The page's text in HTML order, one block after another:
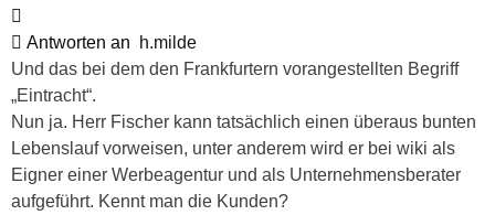
Antworten an
h.milde
Und das bei dem den Frankfurtern vorangestellten Begriff
„Eintracht“.
Nun ja. Herr Fischer kann tatsächlich einen überaus bunten
Lebenslauf vorweisen, unter anderem wird er bei wiki als
Eigner einer Werbeagentur und als Unternehmensberater
aufgeführt. Kennt man die Kunden?